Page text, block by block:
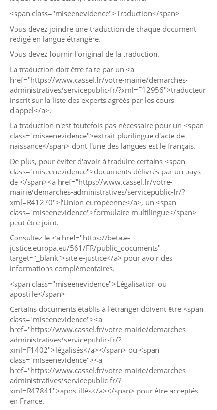
<span class="miseenevidence">Traduction</span>
Vous devez joindre une traduction de chaque document
rédigé en langue étrangère.
Vous devez fournir l'original de la traduction.
La traduction doit être faite par un <a
href="https://www.cassel.fr/votre-mairie/demarches-
administratives/servicepublic-fr/?xml=F12956">traducteur
inscrit sur la liste des experts agréés par les cours
d'appel</a>.
La traduction n'est toutefois pas nécessaire pour un <span
class="miseenevidence">extrait plurilingue d'acte de
naissance</span> dont l'une des langues est le français.
De plus, pour éviter d'avoir à traduire certains <span
class="miseenevidence">documents délivrés par un pays
de </span><a href="https://www.cassel.fr/votre-
mairie/demarches-administratives/servicepublic-fr/?
xml=R41270">l'Union européenne</a>, un <span
class="miseenevidence">formulaire multilingue</span>
peut être joint.
Consultez le <a href="https://beta.e-
justice.europa.eu/561/FR/public_documents"
target="_blank">site e-justice</a> pour avoir des
informations complémentaires.
<span class="miseenevidence">Légalisation ou
apostille</span>
Certains documents établis à l'étranger doivent être <span
class="miseenevidence"><a
href="https://www.cassel.fr/votre-mairie/demarches-
administratives/servicepublic-fr/?
xml=F1402">légalisés</a></span> ou <span
class="miseenevidence"><a
href="https://www.cassel.fr/votre-mairie/demarches-
administratives/servicepublic-fr/?
xml=R47841">apostillés</a></span> pour être acceptés
en France.